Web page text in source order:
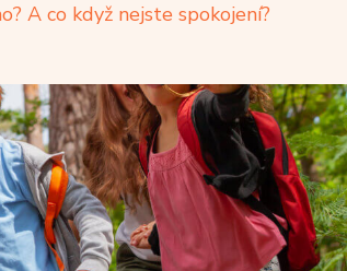
A co když nejste spokojení?